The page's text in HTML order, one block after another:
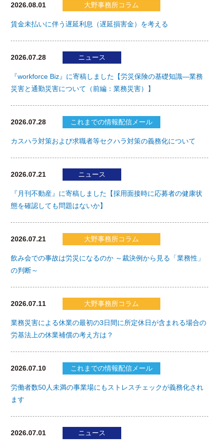
2026.08.01 大野事務所コラム
賃金未払いに伴う遅延利息（遅延損害金）を考える
2026.07.28 ニュース
『workforce Biz』に寄稿しました【労災保険の基礎知識―業務
災害と通勤災害について（前編：業務災害）】
2026.07.28 これまでの情報配信メール
カスハラ対策および求職者等セクハラ対策の義務化について
2026.07.21 ニュース
『月刊不動産』に寄稿しました【採用面接時に応募者の健康状
態を確認しても問題はないか】
2026.07.21 大野事務所コラム
飲み会での事故は労災になるのか ～裁決例から見る「業務性」
の判断～
2026.07.11 大野事務所コラム
業務災害による休業の最初の3日間に所定休日が含まれる場合の
労基法上の休業補償の考え方は？
2026.07.10 これまでの情報配信メール
労働者数50人未満の事業場にもストレスチェックが義務化され
ます
2026.07.01 ニュース